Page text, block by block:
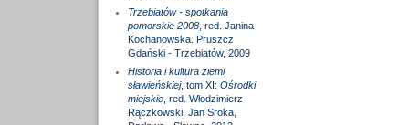
Trzebiatów - spotkania
pomorskie 2008, red. Janina
Kochanowska. Pruszcz
Gdański - Trzebiatów, 2009
Historia i kultura ziemi
sławieńskiej, tom XI: Ośrodki
miejskie, red. Włodzimierz
Rączkowski, Jan Sroka,